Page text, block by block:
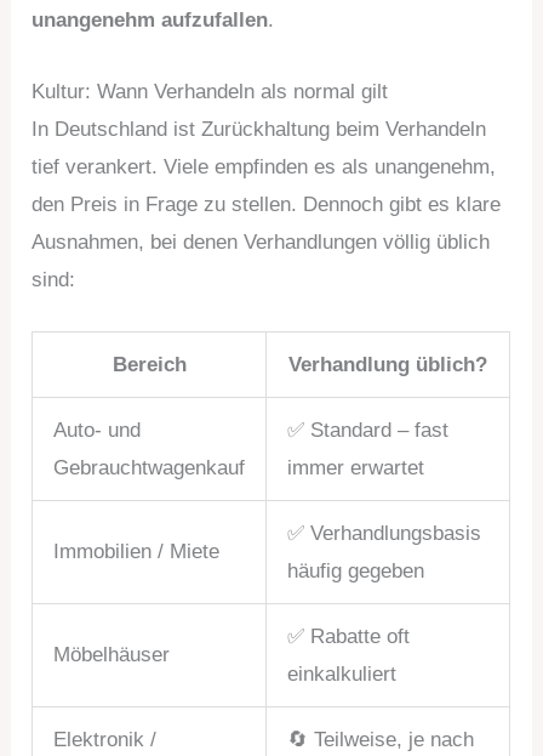
unangenehm aufzufallen.
Kultur: Wann Verhandeln als normal gilt
In Deutschland ist Zurückhaltung beim Verhandeln
tief verankert. Viele empfinden es als unangenehm,
den Preis in Frage zu stellen. Dennoch gibt es klare
Ausnahmen, bei denen Verhandlungen völlig üblich
sind:
Bereich Verhandlung üblich?
Auto- und
Gebrauchtwagenkauf
✅ Standard – fast
immer erwartet
Immobilien / Miete
✅ Verhandlungsbasis
häufig gegeben
Möbelhäuser
✅ Rabatte oft
einkalkuliert
Elektronik / 🔄 Teilweise, je nach